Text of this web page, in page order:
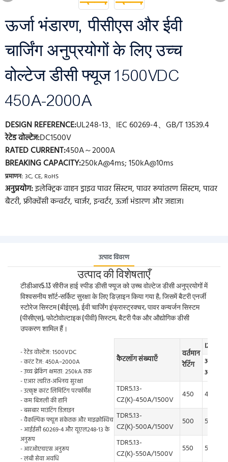
ऊर्जा भंडारण, पीसीएस और ईवी
चार्जिंग अनुप्रयोगों के लिए उच्च
वोल्टेज डीसी फ्यूज 1500VDC
450A-2000A
DESIGN REFERENCE:UL248-13、IEC 60269-4、GB/T 13539.4
रेटेड वोल्टेज:DC1500V
RATED CURRENT:450A～2000A
BREAKING CAPACITY:250kA@4ms; 150kA@10ms
प्रमाणन: 3C, CE, RoHS
अनुप्रयोग:इलेक्ट्रिक वाहन ड्राइव पावर सिस्टम, पावर रूपांतरण सिस्टम, पावर
बैटरी, फ्रीक्वेंसी कन्वर्टर, चार्जर, इन्वर्टर, ऊर्जा भंडारण और जहाज।
उत्पाद विवरण
उत्पाद की विशेषताएँ
टीडीआर5.13 सीरीज हाई स्पीड डीसी फ्यूज को उच्च वोल्टेज डीसी अनुप्रयोगों में
विश्वसनीय शॉर्ट-सर्किट सुरक्षा के लिए डिज़ाइन किया गया है, जिसमें बैटरी एनर्जी
स्टोरेज सिस्टम (बीईएस), ईवी चार्जिंग इंफ्रास्ट्रक्चर, पावर कन्वर्जन सिस्टम
(पीसीएस), फोटोवोल्टाइक (पीवी) सिस्टम, बैटरी पैक और औद्योगिक डीसी
उपकरण शामिल हैं।
- रेटेड वोल्टेज: 1500VDC
- करंट रेंज: 450A–2000A
- उच्च ब्रेकिंग क्षमता: 250kA तक
- एआर त्वरित-अभिनय सुरक्षा
- उत्कृष्ट करंट लिमिटिंग परफॉर्मेंस
- कम बिजली की हानि
- बसबार माउंटिंग डिज़ाइन
- वैकल्पिक फ्यूज संकेतक और माइक्रोस्विच
- आईईसी 60269-4 और यूएल248-13 के
अनुरूप
- आरओएचएस अनुरूप
- लंबी सेवा अवधि
कैटलॉग संख्याएँ
वर्तमान
रेटिंग
I2t
आररे-
आर्क
TDR5.13-
CZ(K)-450A/1500V
450 492
TDR5.13-
CZ(K)-500A/1500V
500 552
TDR5.13-
CZ(K)-550A/1500V
550 591